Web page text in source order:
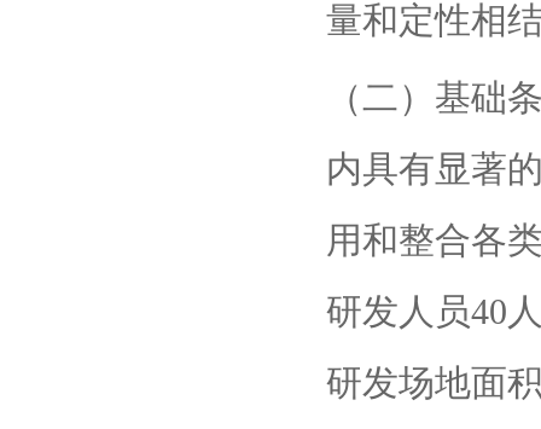
量和定性相
（二）基础
内具有显著
用和整合各
研发人员40
研发场地面